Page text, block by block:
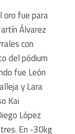
oro fue para
Álvarez
con
del pódium
fue León
y Lara
Kai
López
En -30kg